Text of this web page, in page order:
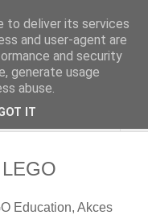
Education, Akces
to deliver its services
and user-agent are
and security
generate usage
abuse.
IT